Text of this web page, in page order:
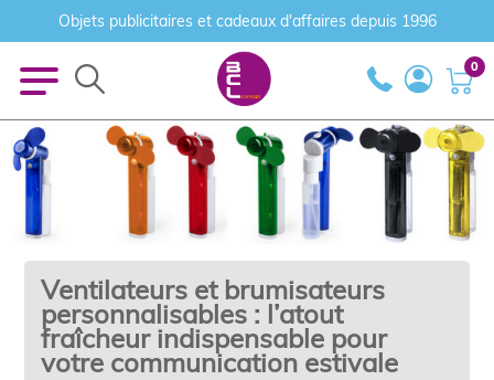
Objets publicitaires et cadeaux d'affaires depuis 1996
0
Ventilateurs et brumisateurs
personnalisables : l’atout
fraîcheur indispensable pour
votre communication estivale